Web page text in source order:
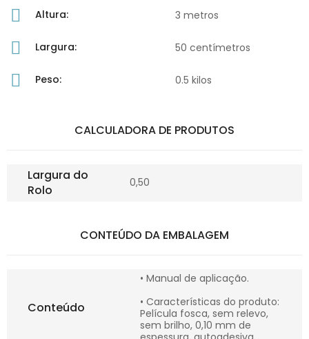
Altura: 3 metros
Largura: 50 centímetros
Peso: 0.5 kilos
CALCULADORA DE PRODUTOS
Largura do
Rolo
0,50
CONTEÚDO DA EMBALAGEM
Conteúdo
• Manual de aplicação.
• Características do produto:
Película fosca, sem relevo,
sem brilho, 0,10 mm de